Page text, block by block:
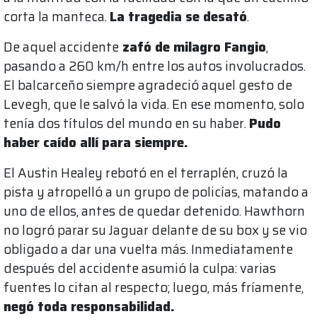
corta la manteca.La tragedia se desató.
De aquel accidente zafó de milagro Fangio,
pasando a 260 km/h entre los autos involucrados.
El balcarceño siempre agradeció aquel gesto de
Levegh, que le salvó la vida. En ese momento, solo
tenía dos títulos del mundo en su haber.Pudo
haber caído allí para siempre.
El Austin Healey rebotó en el terraplén, cruzó la
pista y atropelló a un grupo de policías, matando a
uno de ellos, antes de quedar detenido. Hawthorn
no logró parar su Jaguar delante de su box y se vio
obligado a dar una vuelta más. Inmediatamente
después del accidente asumió la culpa: varias
fuentes lo citan al respecto; luego, más fríamente,
negó toda responsabilidad.